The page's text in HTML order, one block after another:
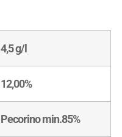
4,5 g/l
12,00%
Pecorino min.85%